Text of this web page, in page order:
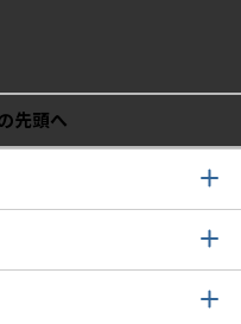
先頭へ